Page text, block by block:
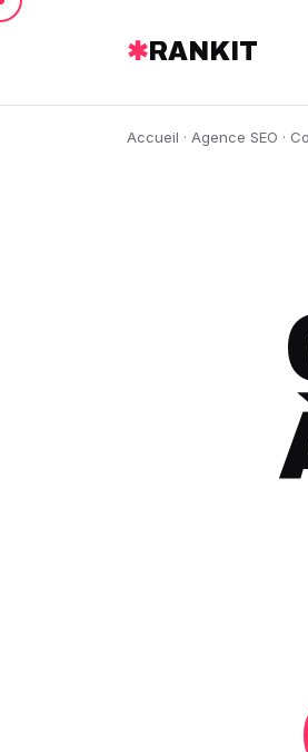
✱ RANKIT
Accueil · Agence SEO ·